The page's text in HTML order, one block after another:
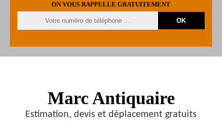
ON VOUS RAPPELLE GRATUITEMENT
Marc Antiquaire
Estimation, devis et déplacement gratuits